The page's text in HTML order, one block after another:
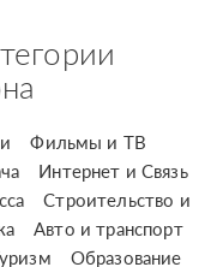
Фильмы и ТВ
Интернет и Связь
Строительство и
Авто и транспорт
Образование